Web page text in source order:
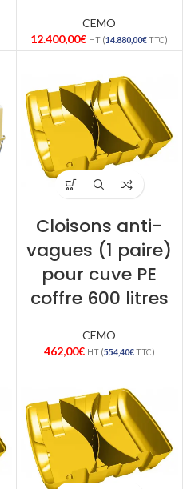
CEMO
12.400,00€ HT (14.880,00€TTC)
Cloisons anti-
vagues (1 paire)
pour cuve PE
coffre 600 litres
CEMO
462,00€ HT (554,40€TTC)